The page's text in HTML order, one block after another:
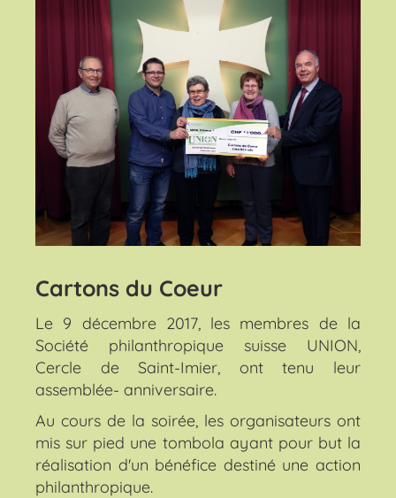
Cartons du Coeur
Le 9 décembre 2017, les membres de la
Société philanthropique suisse UNION,
Cercle de Saint-Imier, ont tenu leur
assemblée- anniversaire.
Au cours de la soirée, les organisateurs ont
mis sur pied une tombola ayant pour but la
réalisation d'un bénéfice destiné une action
philanthropique.